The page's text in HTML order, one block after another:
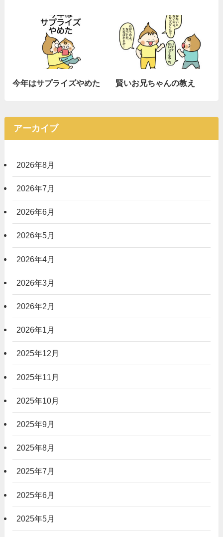
今年はサプライズやめた 賢いお兄ちゃんの教え
アーカイブ
2026年8月
2026年7月
2026年6月
2026年5月
2026年4月
2026年3月
2026年2月
2026年1月
2025年12月
2025年11月
2025年10月
2025年9月
2025年8月
2025年7月
2025年6月
2025年5月